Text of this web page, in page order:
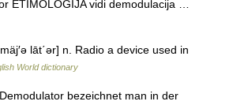
ETIMOLOGIJA vidi demodulacija …
lāt΄ər] n. Radio a device used in
World dictionary
bezeichnet man in der